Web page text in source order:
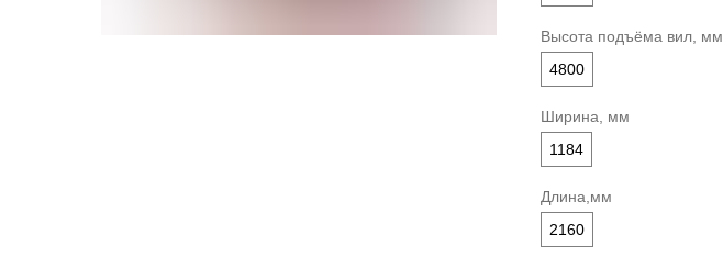
Высота подъёма вил, мм
4800
Ширина, мм
1184
Длина,мм
2160